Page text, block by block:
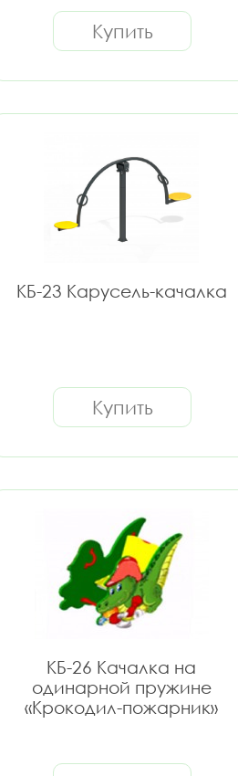
Купить
КБ-23 Карусель-качалка
Купить
КБ-26 Качалка на
одинарной пружине
«Крокодил-пожарник»